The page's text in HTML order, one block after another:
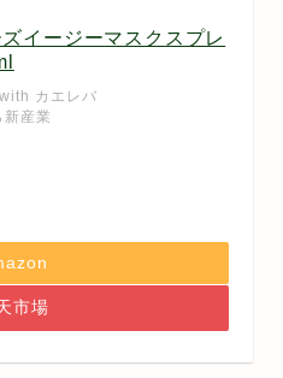
イージーマスクスプレ
カエレバ
新産業
市場